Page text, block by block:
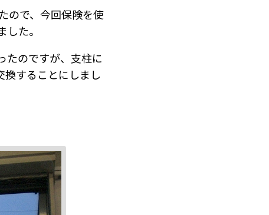
ので、今回保険を使
た。
たのですが、支柱に
換することにしまし